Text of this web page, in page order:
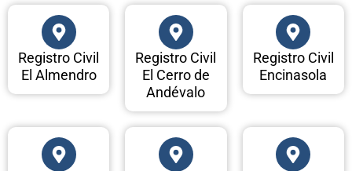
Registro Civil
El Almendro
Registro Civil
El Cerro de
Andévalo
Registro Civil
Encinasola